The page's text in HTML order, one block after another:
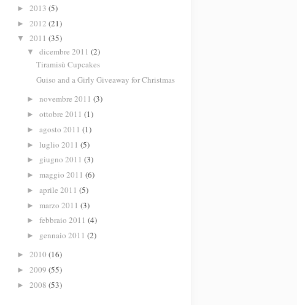
► 2013 (5)
► 2012 (21)
▼ 2011 (35)
▼ dicembre 2011 (2)
Tiramisù Cupcakes
Guiso and a Girly Giveaway for Christmas
► novembre 2011 (3)
► ottobre 2011 (1)
► agosto 2011 (1)
► luglio 2011 (5)
► giugno 2011 (3)
► maggio 2011 (6)
► aprile 2011 (5)
► marzo 2011 (3)
► febbraio 2011 (4)
► gennaio 2011 (2)
► 2010 (16)
► 2009 (55)
► 2008 (53)